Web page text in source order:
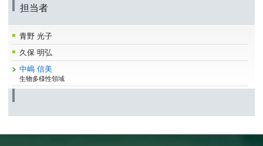
担当者
青野 光子
久保 明弘
中嶋 信美
生物多様性領域